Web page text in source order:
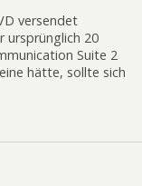
versendet
ursprünglich 20
Suite 2
hätte, sollte sich